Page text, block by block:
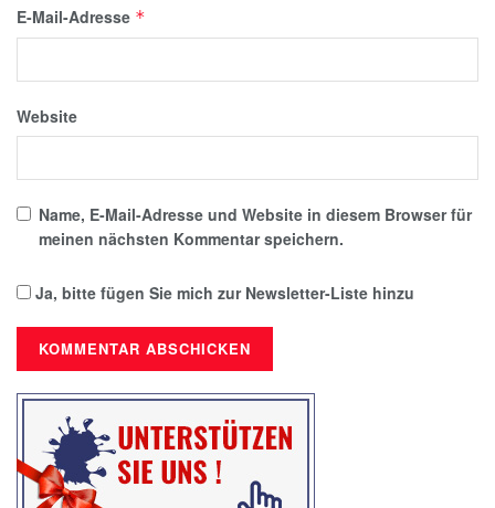
E-Mail-Adresse *
Website
Name, E-Mail-Adresse und Website in diesem Browser für
meinen nächsten Kommentar speichern.
Ja, bitte fügen Sie mich zur Newsletter-Liste hinzu